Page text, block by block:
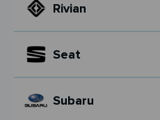
Rivian
Seat
Subaru